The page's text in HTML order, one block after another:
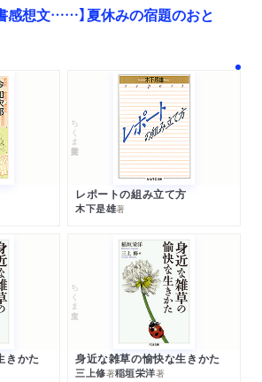
感想文……】夏休みの宿題のおと
ちくま学芸文庫
レポートの組み立て方
木下是雄著
きかた
ちくま文庫
身近な雑草の愉快な生きかた
三上修著稲垣栄洋著